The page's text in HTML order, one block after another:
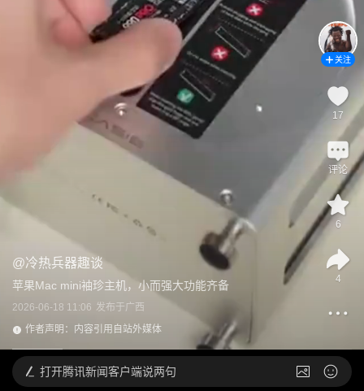
@冷热兵器趣谈
苹果Mac mini袖珍主机，小而强大功能齐备
2026-06-18 11:06 发布于广西
作者声明：内容引用自站外媒体
关注
17
评论
6
4
打开腾讯新闻客户端说两句